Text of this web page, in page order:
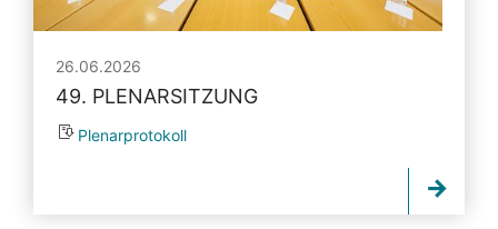
26.06.2026
49. PLENARSITZUNG
Plenarprotokoll